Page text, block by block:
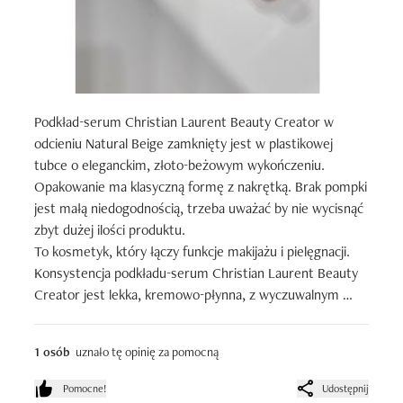
Podkład-serum Christian Laurent Beauty Creator w
odcieniu Natural Beige zamknięty jest w plastikowej
tubce o eleganckim, złoto-beżowym wykończeniu.
Opakowanie ma klasyczną formę z nakrętką. Brak pompki
jest małą niedogodnością, trzeba uważać by nie wycisnąć
zbyt dużej ilości produktu.
To kosmetyk, który łączy funkcje makijażu i pielęgnacji.
Konsystencja podkładu-serum Christian Laurent Beauty
Creator jest lekka, kremowo-płynna, z wyczuwalnym
pędzlem – nie smuży się i szybko stapia się ze skórą,
tworząc naturalny efekt bez widocznych granic. Dzięki
1 osób uznało tę opinię za pomocną
Pomocne! Udostępnij